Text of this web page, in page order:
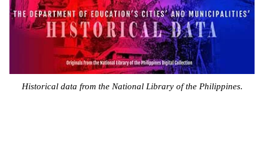
Historical data from the National Library of the Philippines.